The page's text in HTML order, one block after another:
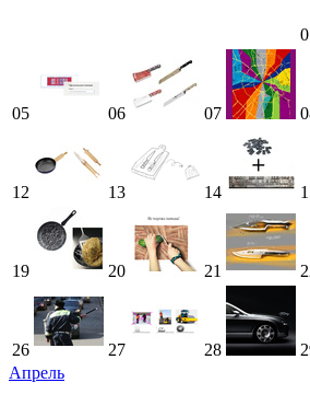
05 06 07
12 13 14
19 20 21
26 27 28
Апрель